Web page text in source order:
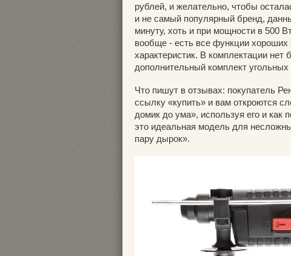
рублей, и желательно, чтобы
и не самый популярный бренд,
минуту, хоть и при мощности в 500
вообще - есть все функции хороших
характеристик. В комплектации нет
дополнительный комплект угольных
Что пишут в отзывах: покупатель
ссылку «купить» и вам откроются
домик до ума», используя его и как
это идеальная модель для
пару дырок».